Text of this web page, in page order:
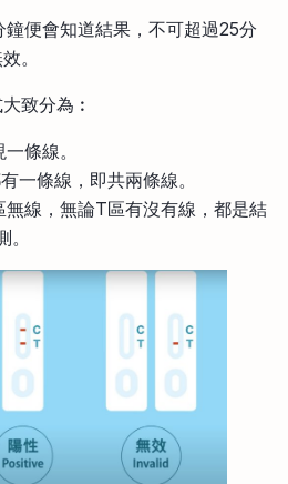
便會知道結果，不可超過25分
。
致分為︰
條線。
一條線，即共兩條線。
無線，無論T區有沒有線，都是結